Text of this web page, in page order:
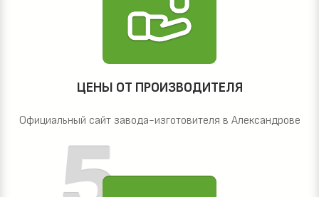
ЦЕНЫ ОТ ПРОИЗВОДИТЕЛЯ
Официальный сайт завода-изготовителя в Александрове